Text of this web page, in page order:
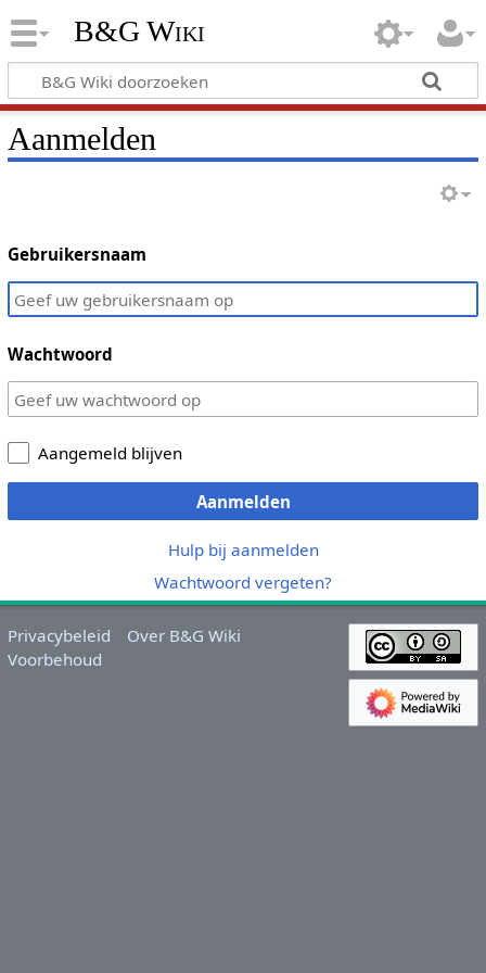
B&G Wiki
Aanmelden
Gebruikersnaam
Wachtwoord
Aangemeld blijven
Aanmelden
Hulp bij aanmelden
Wachtwoord vergeten?
Privacybeleid
Over B&G Wiki
Voorbehoud